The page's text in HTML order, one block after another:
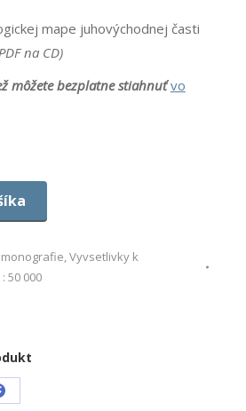
mape juhovýchodnej časti
na CD)
môžete bezplatne stiahnuť vo
,Vyvsetlivky k
50 000